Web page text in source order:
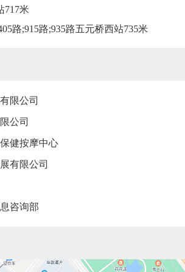
717米
路;915路;935路五元桥西站735米
限公司
公司
健按摩中心
有限公司
咨询部